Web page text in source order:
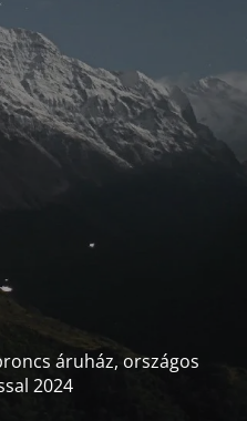
áruház, országos
2024